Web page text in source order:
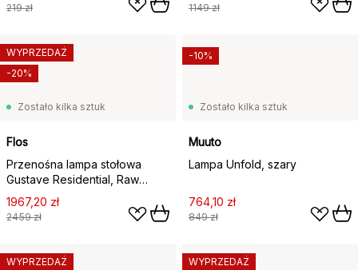
219 zł 1149 zł
Zostało kilka sztuk
Flos
Przenośna lampa stołowa
Gustave Residential, Raw
aluminium
1967,20 zł
2459 zł
WYPRZEDAŻ
-20%
Zostało kilka sztuk
Muuto
Lampa Unfold, szary
764,10 zł
849 zł
-10%
WYPRZEDAŻ
WYPRZEDAŻ